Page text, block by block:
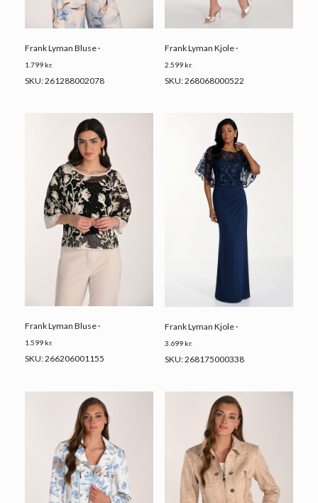
Frank Lyman Bluse ·
1.799 kr.
SKU: 261288002078
Frank Lyman Kjole ·
2.599 kr.
SKU: 268068000522
Frank Lyman Bluse ·
1.599 kr.
SKU: 266206001155
Frank Lyman Kjole ·
3.699 kr.
SKU: 268175000338